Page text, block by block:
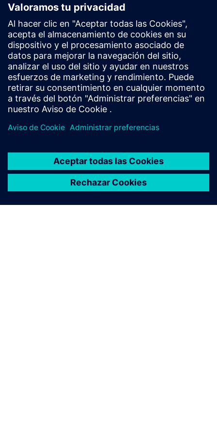
Premium
Simplifique la programación de piezas complejas con
NX Manufacturing Premium, basándose en el
producto Advanced, con un mecanizado multieje
impulsado por tecnologías en la nube.